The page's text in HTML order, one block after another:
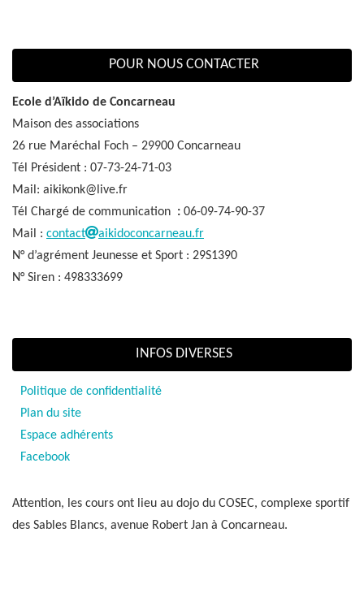
POUR NOUS CONTACTER
Ecole d’Aïkido de Concarneau
Maison des associations
26 rue Maréchal Foch – 29900 Concarneau
Tél Président : 07-73-24-71-03
Mail: aikikonk@live.fr
Tél Chargé de communication : 06-09-74-90-37
Mail : contact
aikidoconcarneau.fr
N° d’agrément Jeunesse et Sport : 29S1390
N° Siren : 498333699
INFOS DIVERSES
Politique de confidentialité
Plan du site
Espace adhérents
Facebook
Attention, les cours ont lieu au dojo du COSEC, complexe sportif
des Sables Blancs, avenue Robert Jan à Concarneau.